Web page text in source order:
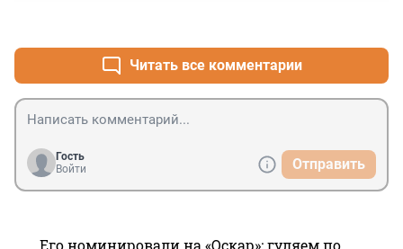
Читать все комментарии
Гость
Войти
Отправить
Его номинировали на «Оскар»: гуляем по